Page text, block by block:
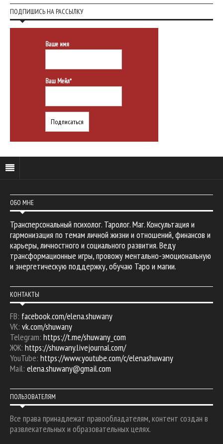
ПОДПИШИСЬ НА РАССЫЛКУ
Ваше имя
Ваш Мейл*
ОБО МНЕ
Трансперсональный психолог. Таролог. Маг. Консультация и
гармонизация по темам личной жизни и отношений, финансов и
карьеры, личностного и социального развития. Веду
трансформационные игры, провожу ментально-эмоциональную
и энергетическую поддержку, обучаю Таро и магии.
КОНТАКТЫ
FB: facebook.com/elena.shuwany
VK: vk.com/shuwany
Telegram: https://t.me/shuwany_com
ЖЖ: https://shuwany.livejournal.com/
YouTube: https://www.youtube.com/c/elenashuwany
Mail: elena.shuwany@gmail.com
ПОЛЬЗОВАТЕЛЯМ
Все права принадлежат правообладателям, контент создан в
развлекательных и образовательных целях.